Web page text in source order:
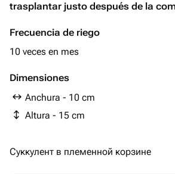
trasplantar justo después de la
Frecuencia de riego
10 veces en mes
Dimensiones
Anchura - 10 cm
Altura - 15 cm
Суккулент в племенной корзине